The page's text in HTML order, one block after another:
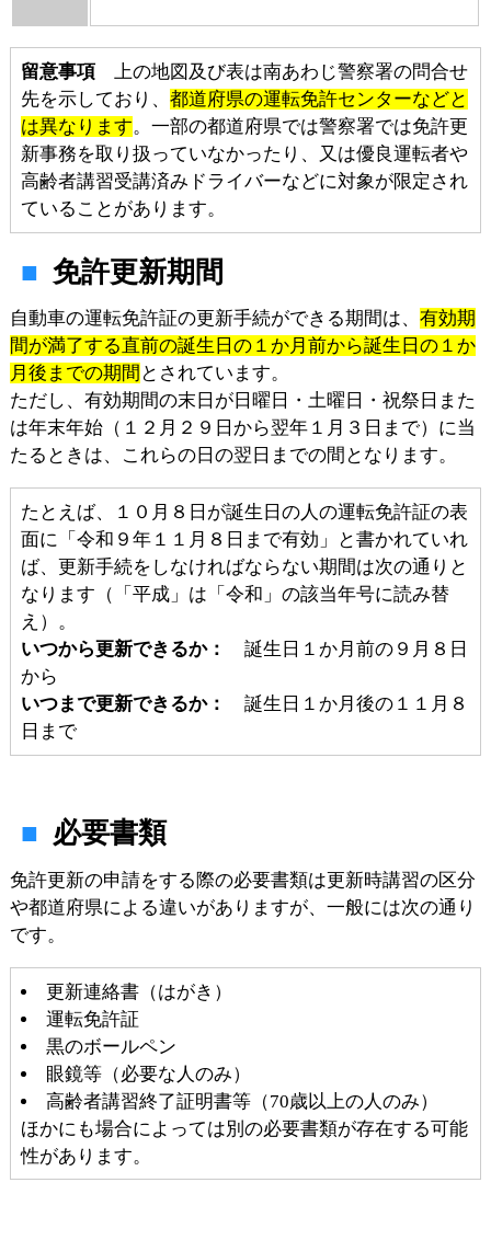
留意事項上の地図及び表は南あわじ警察署の問合せ
先を示しており、 都道府県の運転免許センターなどと
は異なります。一部の都道府県では警察署では免許更
新事務を取り扱っていなかったり、又は優良運転者や
高齢者講習受講済みドライバーなどに対象が限定され
ていることがあります。
免許更新期間
自動車の運転免許証の更新手続ができる期間は、 有効期
間が満了する直前の誕生日の１か月前から誕生日の１か
月後までの期間 とされています。
ただし、有効期間の末日が日曜日・土曜日・祝祭日また
は年末年始（１２月２９日から翌年１月３日まで）に当
たるときは、これらの日の翌日までの間となります。
たとえば、１０月８日が誕生日の人の運転免許証の表
面に「令和９年１１月８日まで有効」と書かれていれ
ば、更新手続をしなければならない期間は次の通りと
なります（「平成」は「令和」の該当年号に読み替
え）。
いつから更新できるか：
誕生日１か月前の９月８日
から
いつまで更新できるか：
誕生日１か月後の１１月８
日まで
必要書類
免許更新の申請をする際の必要書類は更新時講習の区分
や都道府県による違いがありますが、一般には次の通り
です。
更新連絡書（はがき）
運転免許証
黒のボールペン
眼鏡等（必要な人のみ）
高齢者講習終了証明書等（70歳以上の人のみ）
ほかにも場合によっては別の必要書類が存在する可能
性があります。